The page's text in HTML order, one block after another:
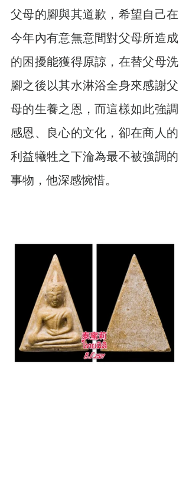
父母的腳與其道歉，希望自己在
今年內有意無意間對父母所造成
的困擾能獲得原諒，在替父母洗
腳之後以其水淋浴全身來感謝父
母的生養之恩，而這樣如此強調
感恩、良心的文化，卻在商人的
利益犧牲之下淪為最不被強調的
事物，他深感惋惜。